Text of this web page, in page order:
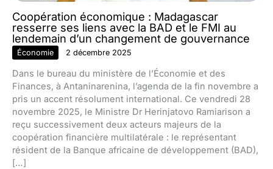
Coopération économique : Madagascar
resserre ses liens avec la BAD et le FMI au
lendemain d’un changement de gouvernance
Économie 2 décembre 2025
Dans le bureau du ministère de l’Économie et des
Finances, à Antaninarenina, l’agenda de la fin novembre a
pris un accent résolument international. Ce vendredi 28
novembre 2025, le Ministre Dr Herinjatovo Ramiarison a
reçu successivement deux acteurs majeurs de la
coopération financière multilatérale : le représentant
résident de la Banque africaine de développement (BAD),
[…]